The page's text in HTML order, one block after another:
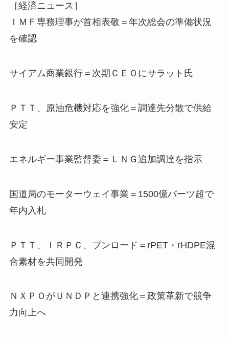
［経済ニュース］
ＩＭＦ専務理事が首相表敬＝年次総会の準備状況
を確認
サイアム商業銀行＝次期ＣＥＯにサラット氏
ＰＴＴ、原油危機対応を強化＝調達先分散で供給
安定
エネルギー事業監督委＝ＬＮＧ追加調達を指示
国道局のモーターウェイ事業＝1500億バーツ超で
年内入札
ＰＴＴ、ＩＲＰＣ、ブンロード＝rPET・rHDPE混
合素材を共同開発
ＮＸＰＯがＵＮＤＰと連携強化＝政策革新で競争
力向上へ